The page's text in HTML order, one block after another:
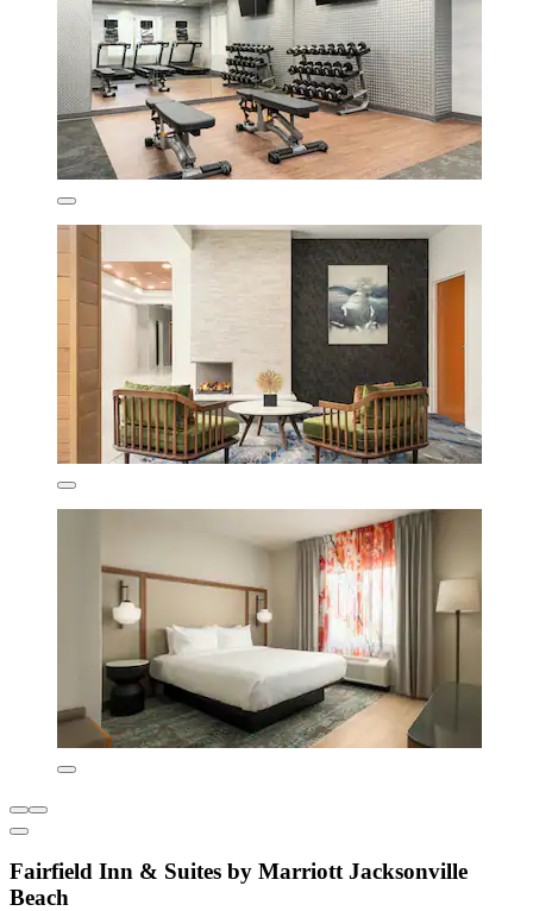
Fairfield Inn & Suites by Marriott Jacksonville
Beach